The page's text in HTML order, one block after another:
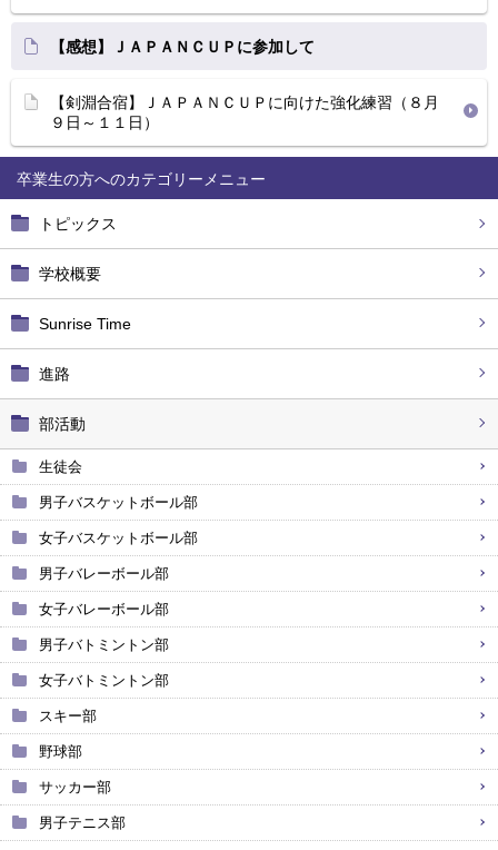
卒業生の方へ
トピックス
学校概要
Sunrise Time
進路
部活動
生徒会
男子バスケットボール部
女子バスケットボール部
男子バレーボール部
女子バレーボール部
男子バトミントン部
女子バトミントン部
スキー部
野球部
サッカー部
男子テニス部
【感想】ＪＡＰＡＮＣＵＰに参加して
【剣淵合宿】ＪＡＰＡＮＣＵＰに向けた強化練習（８月
９日～１１日）